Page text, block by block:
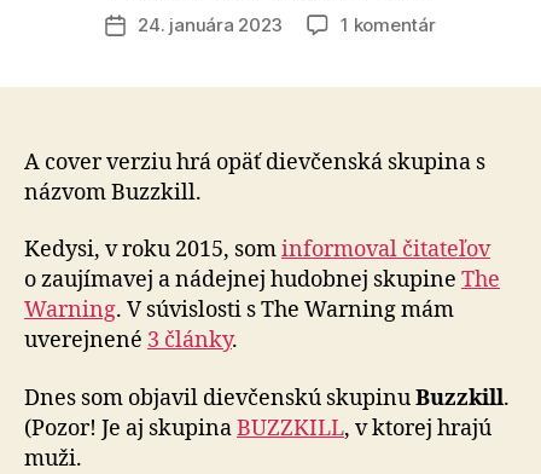
článku
Dátum
24. januára 2023 1 komentárna
už
cover
verziu
A cover verziu hrá opäť dievčenská skupina s
názvom Buzzkill.
Kedysi, v roku 2015, sominformoval čitateľov
o zaujímavej a nádejnej hudobnej skupine The
Warning. V súvislosti s The Warning mám
uverejnené 3 články.
Dnes som objavil dievčenskú skupinuBuzzkill.
(Pozor! Je aj skupinaBUZZKILL, v ktorej hrajú
muži.